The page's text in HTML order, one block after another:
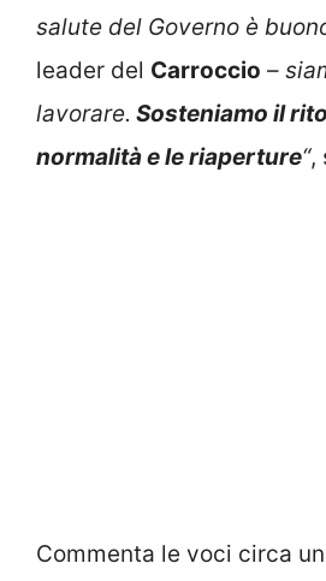
salute del Governo è
leader del Carroccio –
lavorare. Sosteniamo il
normalità e le riaperture“,
Commenta le voci circa